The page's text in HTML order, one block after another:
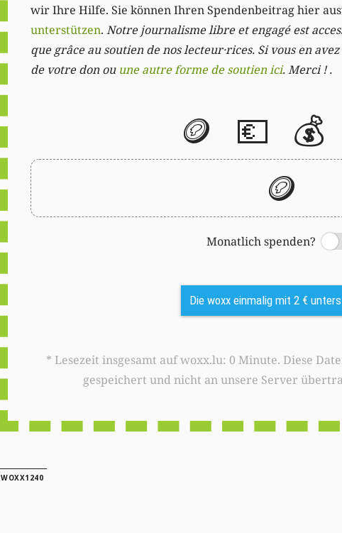
wir Ihre Hilfe. Sie können Ihren Spendenbeitrag hier
unterstützen. Notre journalisme libre et engagé est
que grâce au soutien de nos lecteur·rices. Si vous en
de votre don ou une autre forme de soutien ici. Merci ! .
🪙 💶 💰
🪙
Monatlich spenden?
Switch
Die woxx einmalig mit 2 €
* Lesezeit insgesamt auf woxx.lu: 0 Minute. Diese Daten werden nur in Ihrem Browser
gespeichert und nicht an unsere Server
WOXX1240